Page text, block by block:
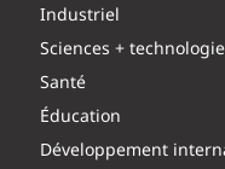
Industriel
Sciences +
Santé
Éducation
Développement